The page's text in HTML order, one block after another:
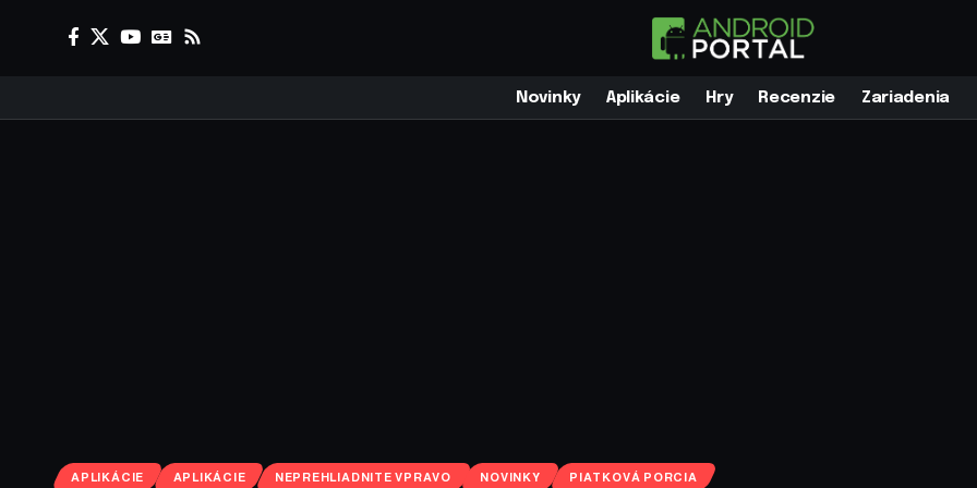
Novinky Aplikácie Hry Recenzie Zariadenia
APLIKÁCIE APLIKÁCIE NEPREHLIADNITE VPRAVO NOVINKY PIATKOVÁ PORCIA